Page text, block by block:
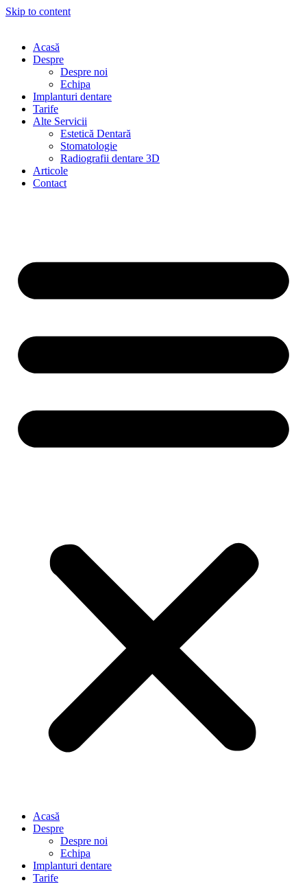
Skip to content
Acasă
Despre
Despre noi
Echipa
Implanturi dentare
Tarife
Alte Servicii
Estetică Dentară
Stomatologie
Radiografii dentare 3D
Articole
Contact
Acasă
Despre
Despre noi
Echipa
Implanturi dentare
Tarife